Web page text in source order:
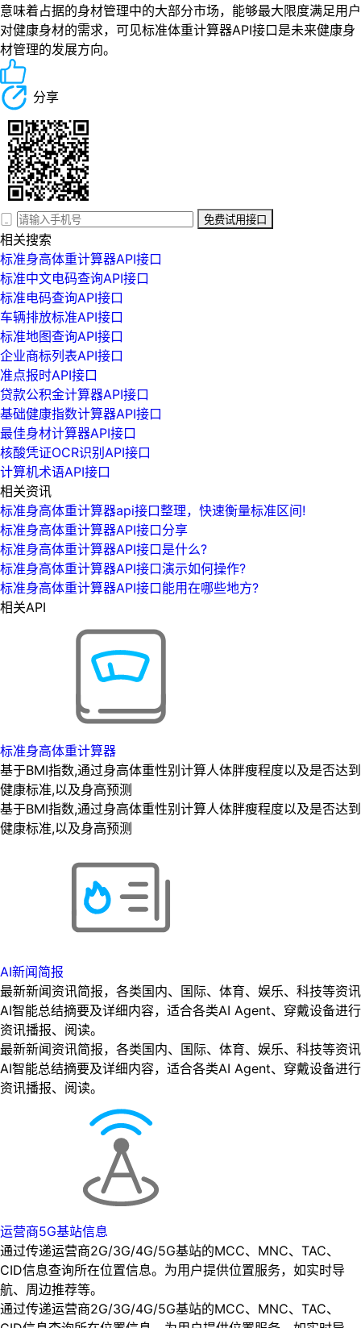
意味着占据的身材管理中的大部分市场，能够最大限度满足用户
对健康身材的需求，可见标准体重计算器API接口是未来健康身
材管理的发展方向。
分享
免费试用接口
相关搜索
标准身高体重计算器API接口
标准中文电码查询API接口
标准电码查询API接口
车辆排放标准API接口
标准地图查询API接口
企业商标列表API接口
准点报时API接口
贷款公积金计算器API接口
基础健康指数计算器API接口
最佳身材计算器API接口
核酸凭证OCR识别API接口
计算机术语API接口
相关资讯
标准身高体重计算器api接口整理，快速衡量标准区间!
标准身高体重计算器API接口分享
标准身高体重计算器API接口是什么?
标准身高体重计算器API接口演示如何操作?
标准身高体重计算器API接口能用在哪些地方?
相关API
标准身高体重计算器
基于BMI指数,通过身高体重性别计算人体胖瘦程度以及是否达到
健康标准,以及身高预测
基于BMI指数,通过身高体重性别计算人体胖瘦程度以及是否达到
健康标准,以及身高预测
AI新闻简报
最新新闻资讯简报，各类国内、国际、体育、娱乐、科技等资讯
AI智能总结摘要及详细内容，适合各类AI Agent、穿戴设备进行
资讯播报、阅读。
最新新闻资讯简报，各类国内、国际、体育、娱乐、科技等资讯
AI智能总结摘要及详细内容，适合各类AI Agent、穿戴设备进行
资讯播报、阅读。
运营商5G基站信息
通过传递运营商2G/3G/4G/5G基站的MCC、MNC、TAC、
CID信息查询所在位置信息。为用户提供位置服务，如实时导
航、周边推荐等。
通过传递运营商2G/3G/4G/5G基站的MCC、MNC、TAC、